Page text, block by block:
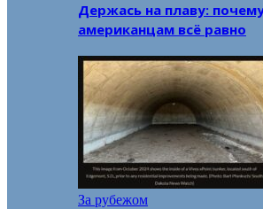
Держась на плаву:
американцам всё равно
За рубежом